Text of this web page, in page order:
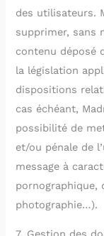
des utilisateurs.
supprimer, sans
contenu déposé
la législation
dispositions
cas échéant,
possibilité de
et/ou pénale de
message à
photographie…).